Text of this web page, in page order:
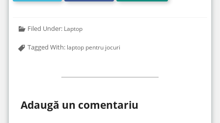
Filed Under: Laptop
Tagged With: laptop pentru jocuri
Adaugă un comentariu